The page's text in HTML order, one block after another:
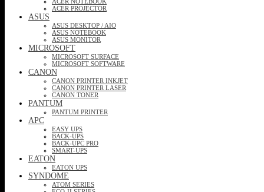
ACER PROJECTOR
ASUS
ASUS DESKTOP / AIO
ASUS NOTEBOOK
ASUS MONITOR
MICROSOFT
MICROSOFT SURFACE
MICROSOFT SOFTWARE
CANON
CANON PRINTER INKJET
CANON PRINTER LASER
CANON TONER
PANTUM
PANTUM PRINTER
APC
EASY UPS
BACK-UPS
BACK-UPC PRO
SMART-UPS
EATON
EATON UPS
SYNDOME
ATOM SERIES